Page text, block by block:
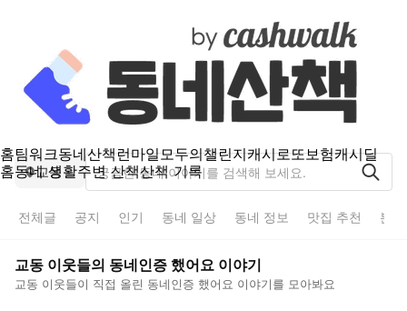
홈팀워크동네산책런마일모두의챌린지캐시로또보험캐시딜
홈동네 생활주변 산책산책 기록
교동
전체글 공지 인기 동네 일상 동네 정보 맛집 추천 분
교동 이웃들의 동네인증 했어요 이야기
교동 이웃들이 직접 올린 동네인증 했어요 이야기를 모아봐요